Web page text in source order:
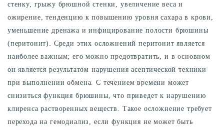
стенку, грыжу брюшной стенки, увеличение веса и
ожирение, тенденцию к повышению уровня сахара в крови,
уменьшение дренажа и инфицирование полости брюшины
(перитонит). Среди этих осложнений перитонит является
наиболее важным; его можно предотвратить, и в основном
он является результатом нарушения асептической техники
при выполнении обмена. С течением времени может
снизиться функция брюшины, что приведет к нарушению
клиренса растворенных веществ. Такое осложнение требует
перехода на гемодиализ, если функция не может быть